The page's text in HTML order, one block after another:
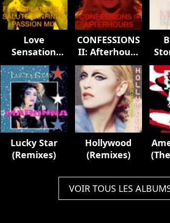
Love
Sensation
Remixes
CONFESSIONS
II: Afterhours
Edition
Lucky Star
(Remixes)
Hollywood
(Remixes)
VOIR TOUS LES